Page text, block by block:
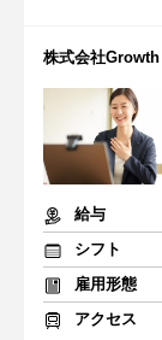
株式会社
給与
シフト
雇用形態
アクセス